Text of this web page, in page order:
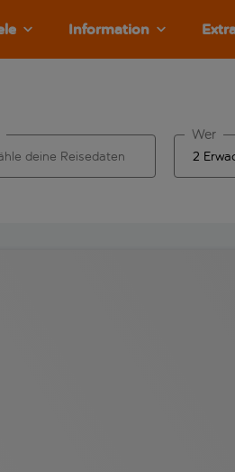
Information
deine Reisedaten
Wer